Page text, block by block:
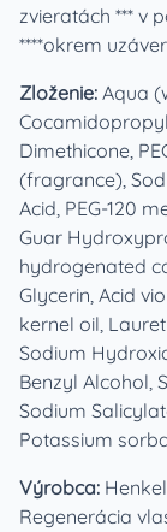
zvieratách *** v
****okrem
Zloženie: Aqua
Dimethicone,
(fragrance),
Acid, PEG-120
Guar
hydrogenated
Glycerin, Acid
kernel oil,
Sodium
Benzyl Alcohol,
Sodium
Potassium
Výrobca:
Regenerácia